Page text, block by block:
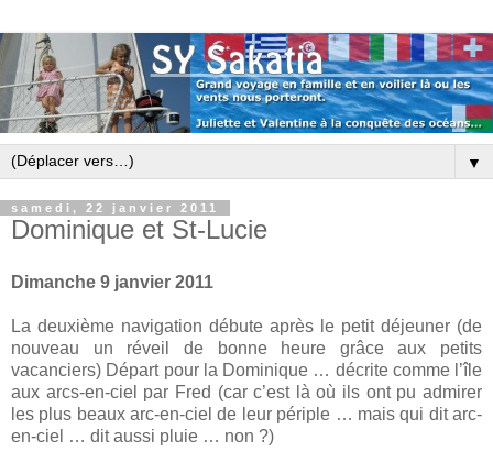
▼
samedi, 22 janvier 2011
Dominique et St-Lucie
Dimanche 9 janvier 2011
La deuxième navigation débute après le petit déjeuner (de
nouveau un réveil de bonne heure grâce aux petits
vacanciers) Départ pour la Dominique … décrite comme l’île
aux arcs-en-ciel par Fred (car c’est là où ils ont pu admirer
les plus beaux arc-en-ciel de leur périple … mais qui dit arc-
en-ciel … dit aussi pluie … non ?)